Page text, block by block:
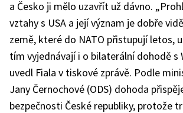
a Česko ji mělo uzavřít už dávno.
vztahy s USA a její význam je dobře
země, které do NATO přistupují letos,
tím vyjednávají i o bilaterální dohodě s
uvedl Fiala v tiskové zprávě. Podle
Jany Černochové (ODS) dohoda
bezpečnosti České republiky, protože